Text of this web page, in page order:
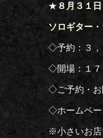
★ ８月３１
ソロギター
◇予約：３，
◇開場：１
◇ご予約・お
◇ホームペー
※小さいお店